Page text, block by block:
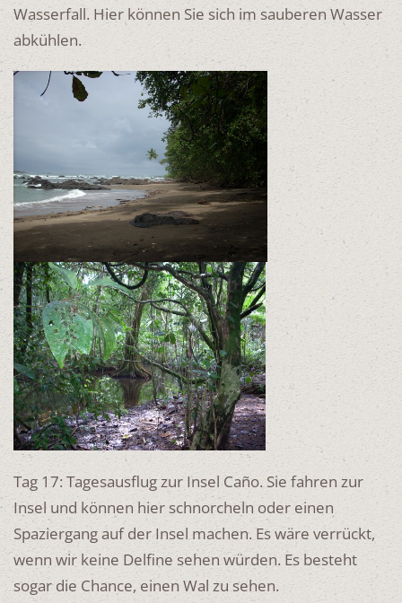
Wasserfall. Hier können Sie sich im sauberen Wasser
abkühlen.
Tag 17: Tagesausflug zur Insel Caño. Sie fahren zur
Insel und können hier schnorcheln oder einen
Spaziergang auf der Insel machen. Es wäre verrückt,
wenn wir keine Delfine sehen würden. Es besteht
sogar die Chance, einen Wal zu sehen.